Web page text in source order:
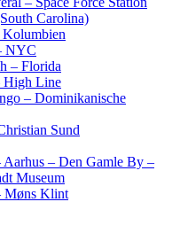
Carolina)
Kolumbien
NYC
– Florida
High Line
– Dominikanische
Sund
Aarhus – Den Gamle By –
Museum
Møns Klint